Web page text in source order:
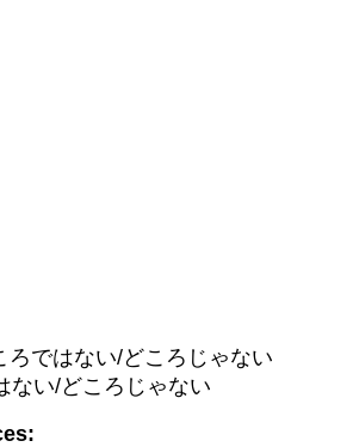
ろではない/どころじゃない
ない/どころじゃない